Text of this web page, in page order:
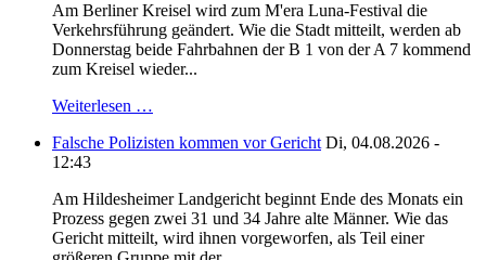
Am Berliner Kreisel wird zum M'era Luna-Festival die
Verkehrsführung geändert. Wie die Stadt mitteilt, werden ab
Donnerstag beide Fahrbahnen der B 1 von der A 7 kommend
zum Kreisel wieder...
Weiterlesen …
Falsche Polizisten kommen vor Gericht Di, 04.08.2026 -
12:43
Am Hildesheimer Landgericht beginnt Ende des Monats ein
Prozess gegen zwei 31 und 34 Jahre alte Männer. Wie das
Gericht mitteilt, wird ihnen vorgeworfen, als Teil einer